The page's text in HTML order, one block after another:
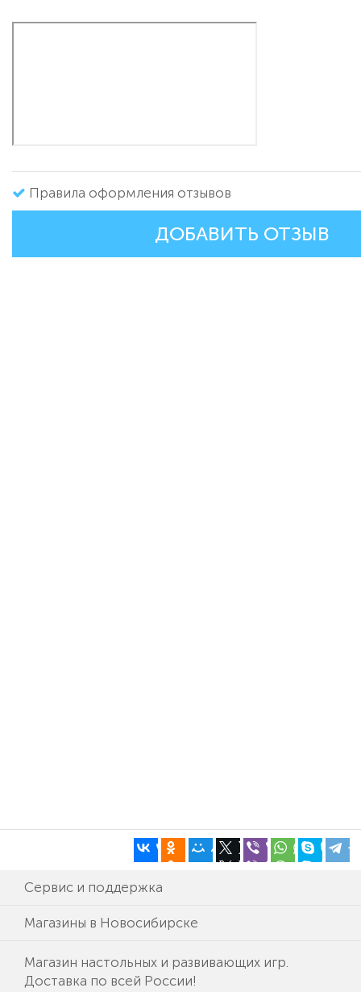
Правила оформления отзывов
ДОБАВИТЬ ОТЗЫВ
Сервис и поддержка
Магазины в Новосибирске
Магазин настольных и развивающих игр.
Доставка по всей России!